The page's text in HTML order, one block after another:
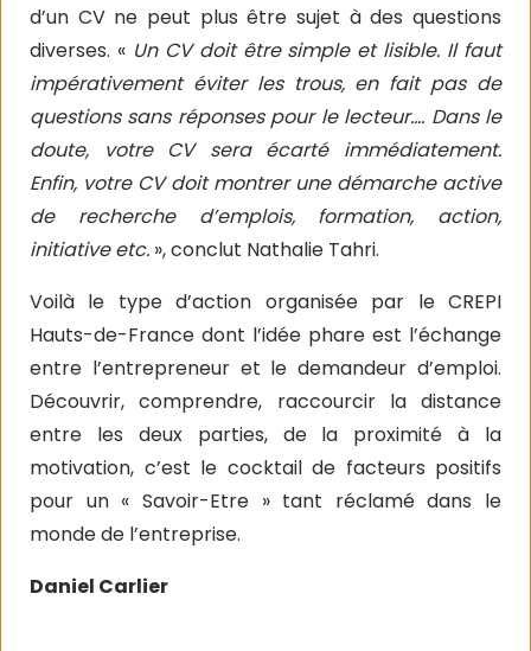
d’un CV ne peut plus être sujet à des questions
diverses. «Un CV doit être simple et lisible. Il faut
impérativement éviter les trous, en fait pas de
questions sans réponses pour le lecteur.… Dans le
doute, votre CV sera écarté immédiatement.
Enfin, votre CV doit montrer une démarche active
de recherche d’emplois, formation, action,
initiative etc. », conclut Nathalie Tahri.
Voilà le type d’action organisée par le CREPI
Hauts-de-France dont l’idée phare est l’échange
entre l’entrepreneur et le demandeur d’emploi.
Découvrir, comprendre, raccourcir la distance
entre les deux parties, de la proximité à la
motivation, c’est le cocktail de facteurs positifs
pour un « Savoir-Etre » tant réclamé dans le
monde de l’entreprise.
Daniel Carlier